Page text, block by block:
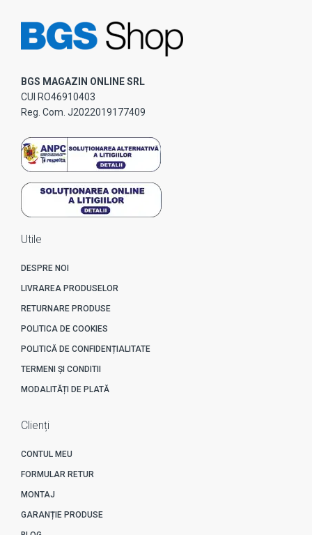
BGS MAGAZIN ONLINE SRL
CUI RO46910403
Reg. Com. J2022019177409
Utile
DESPRE NOI
LIVRAREA PRODUSELOR
RETURNARE PRODUSE
POLITICA DE COOKIES
POLITICĂ DE CONFIDENȚIALITATE
TERMENI ȘI CONDITII
MODALITĂȚI DE PLATĂ
Clienți
CONTUL MEU
FORMULAR RETUR
MONTAJ
GARANȚIE PRODUSE